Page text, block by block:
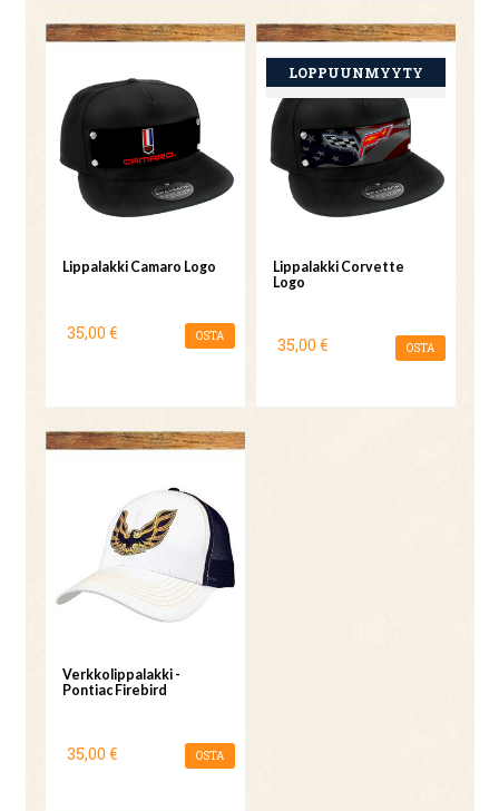
Lippalakki Camaro Logo
35,00 € OSTA
Lippalakki Corvette
Logo
35,00 € OSTA
Verkkolippalakki -
Pontiac Firebird
35,00 € OSTA